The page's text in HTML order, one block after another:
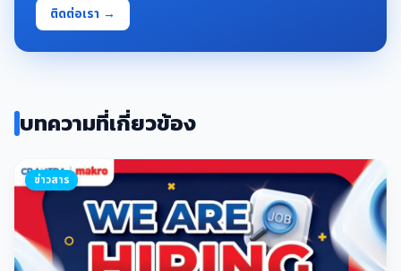
ติดต่อเรา →
บทความที่เกี่ยวข้อง
ข่าวสาร